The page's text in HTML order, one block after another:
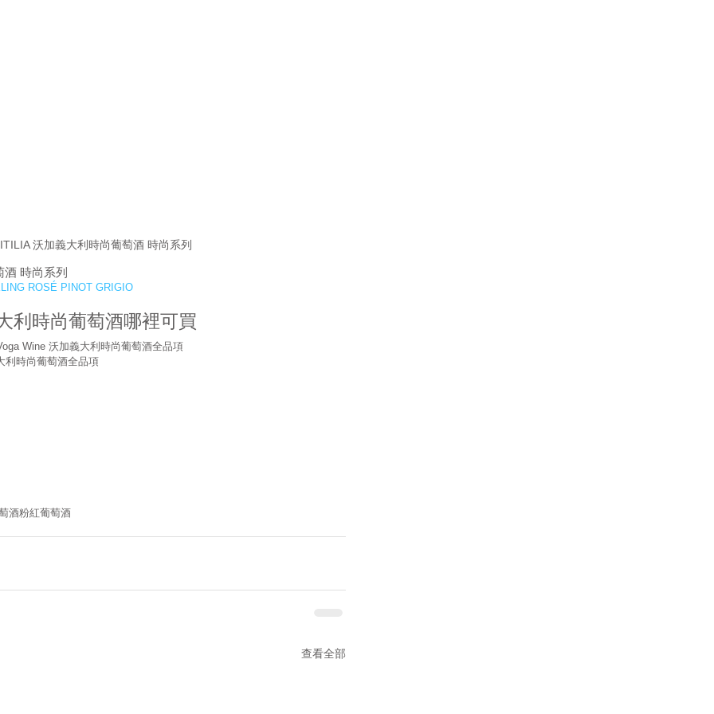
沃加義大利時尚葡萄酒 時尚系列
時尚系列
ROSÉ PINOT GRIGIO
利時尚葡萄酒哪裡可買
Wine 沃加義大利時尚葡萄酒全品項
利時尚葡萄酒全品項
酒粉紅葡萄酒
查看全部